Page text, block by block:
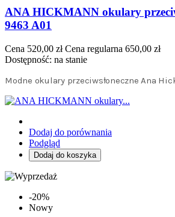
ANA HICKMANN okulary
9463 A01
Cena 520,00 zł Cena regularna 650,00 zł
Dostępność: na stanie
Modne okulary przeciwsłoneczne Ana
Dodaj do porównania
Podgląd
Dodaj do koszyka
-20%
Nowy